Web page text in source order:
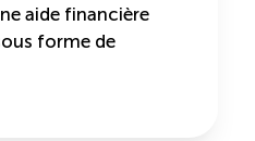
aide financière
forme de